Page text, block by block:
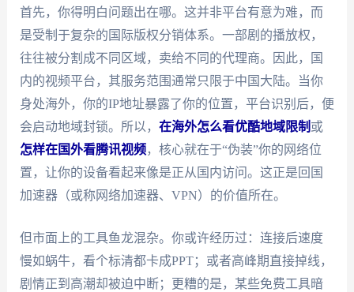
首先，你得明白问题出在哪。这并非平台有意为难，而
是受制于复杂的国际版权分销体系。一部剧的播放权，
往往被分割成不同区域，卖给不同的代理商。因此，国
内的视频平台，其服务范围通常只限于中国大陆。当你
身处海外，你的IP地址暴露了你的位置，平台识别后，便
会启动地域封锁。所以， 在海外怎么看优酷地域限制 或
怎样在国外看腾讯视频，核心就在于“伪装”你的网络位
置，让你的设备看起来像是正从国内访问。这正是回国
加速器（或称网络加速器、VPN）的价值所在。
但市面上的工具鱼龙混杂。你或许经历过：连接后速度
慢如蜗牛，看个标清都卡成PPT；或者高峰期直接掉线，
剧情正到高潮却被迫中断；更糟的是，某些免费工具暗